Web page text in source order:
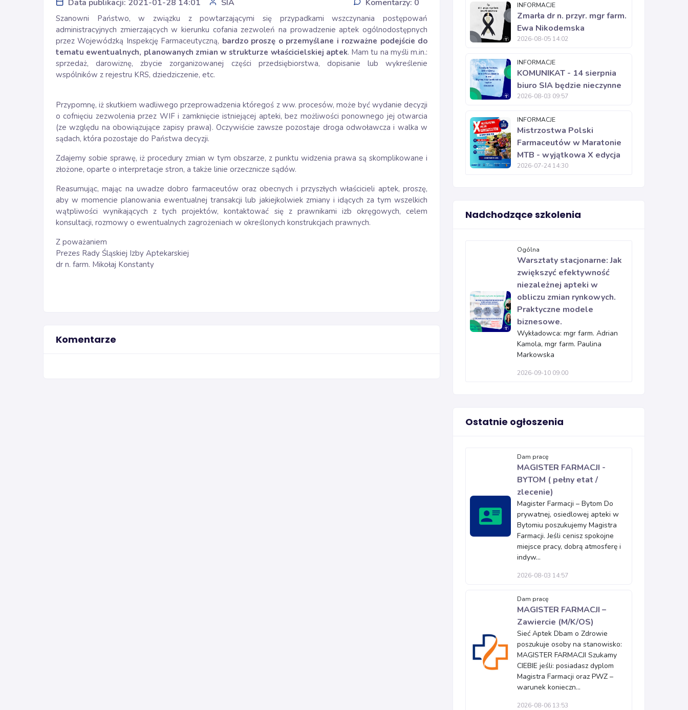
Data publikacji: 2021-01-28 14:01 SIA Komentarzy: 0
Szanowni Państwo, w związku z powtarzającymi się przypadkami wszczynania postępowań
administracyjnych zmierzających w kierunku cofania zezwoleń na prowadzenie aptek ogólnodostępnych
przez Wojewódzką Inspekcję Farmaceutyczną, bardzo proszę o przemyślane i rozważne podejście do
tematu ewentualnych, planowanych zmian w strukturze właścicielskiej aptek. Mam tu na myśli m.in.:
sprzedaż, darowiznę, zbycie zorganizowanej części przedsiębiorstwa, dopisanie lub wykreślenie
wspólników z rejestru KRS, dziedziczenie, etc.
Przypomnę, iż skutkiem wadliwego przeprowadzenia któregoś z ww. procesów, może być wydanie decyzji
o cofnięciu zezwolenia przez WIF i zamknięcie istniejącej apteki, bez możliwości ponownego jej otwarcia
(ze względu na obowiązujące zapisy prawa). Oczywiście zawsze pozostaje droga odwoławcza i walka w
sądach, która pozostaje do Państwa decyzji.
Zdajemy sobie sprawę, iż procedury zmian w tym obszarze, z punktu widzenia prawa są skomplikowane i
złożone, oparte o interpretacje stron, a także linie orzecznicze sądów.
Reasumując, mając na uwadze dobro farmaceutów oraz obecnych i przyszłych właścicieli aptek, proszę,
aby w momencie planowania ewentualnej transakcji lub jakiejkolwiek zmiany i idących za tym wszelkich
wątpliwości wynikających z tych projektów, kontaktować się z prawnikami izb okręgowych, celem
konsultacji, rozmowy o ewentualnych zagrożeniach w określonych konstrukcjach prawnych.
Z poważaniem
Prezes Rady Śląskiej Izby Aptekarskiej
dr n. farm. Mikołaj Konstanty
Komentarze
INFORMACJE
Zmarła dr n. przyr. mgr farm.
Ewa Nikodemska
2026-08-05 14:02
INFORMACJE
KOMUNIKAT - 14 sierpnia
biuro SIA będzie nieczynne
2026-08-03 09:57
INFORMACJE
Mistrzostwa Polski
Farmaceutów w Maratonie
MTB - wyjątkowa X edycja
2026-07-24 14:30
Nadchodzące szkolenia
Ogólna
Warsztaty stacjonarne: Jak
zwiększyć efektywność
niezależnej apteki w
obliczu zmian rynkowych.
Praktyczne modele
biznesowe.
Wykładowca: mgr farm. Adrian
Kamola, mgr farm. Paulina
Markowska
2026-09-10 09:00
Ostatnie ogłoszenia
Dam pracę
MAGISTER FARMACJI -
BYTOM ( pełny etat /
zlecenie)
Magister Farmacji – Bytom Do
prywatnej, osiedlowej apteki w
Bytomiu poszukujemy Magistra
Farmacji. Jeśli cenisz spokojne
miejsce pracy, dobrą atmosferę i
indyw...
2026-08-03 14:57
Dam pracę
MAGISTER FARMACJI –
Zawiercie (M/K/OS)
Sieć Aptek Dbam o Zdrowie
poszukuje osoby na stanowisko:
MAGISTER FARMACJI Szukamy
CIEBIE jeśli: posiadasz dyplom
Magistra Farmacji oraz PWZ –
warunek konieczn...
2026-08-06 13:53